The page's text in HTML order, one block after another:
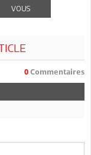
VOUS
0 Commentaires